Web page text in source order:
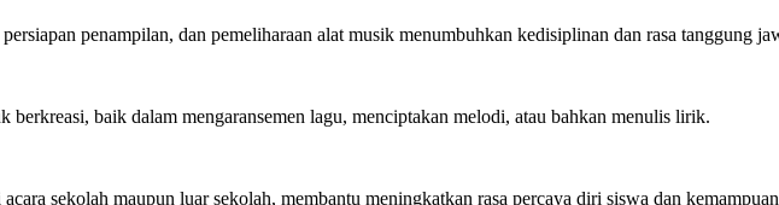
penampilan, dan pemeliharaan alat musik menumbuhkan kedisiplinan dan rasa tanggung
baik dalam mengaransemen lagu, menciptakan melodi, atau bahkan menulis lirik.
sekolah maupun luar sekolah, membantu meningkatkan rasa percaya diri siswa dan